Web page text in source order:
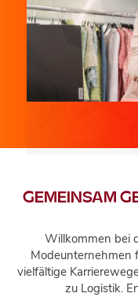
GEMEINSAM
Willkommen bei
Modeunternehmen
vielfältige
zu Logistik.